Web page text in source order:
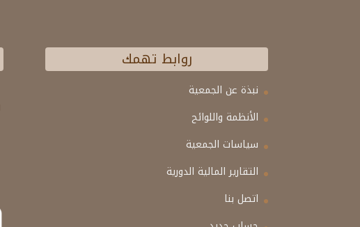
روابط تهمك
نبذة عن الجمعية
الأنظمة واللوائح
سياسات الجمعية
التقارير المالية الدورية
اتصل بنا